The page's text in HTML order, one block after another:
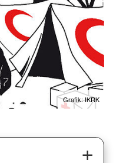
Grafik: IKRK